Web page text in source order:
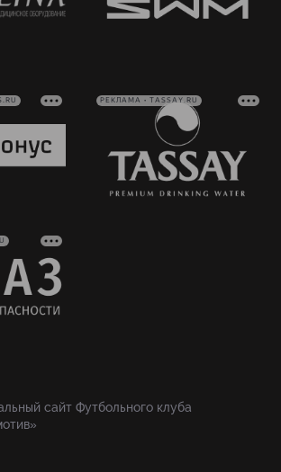
РЕКЛАМА • TASSAY.RU
сайт Футбольного клуба